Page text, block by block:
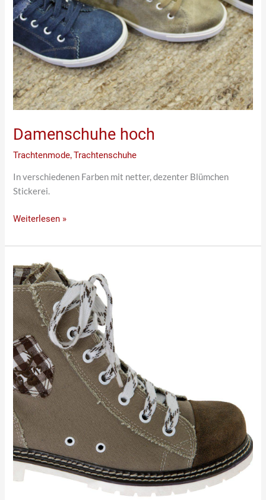
Damenschuhe hoch
Trachtenmode,Trachtenschuhe
In verschiedenen Farben mit netter, dezenter Blümchen
Stickerei.
Weiterlesen »
Ob
rot,
braun,
gelb
…